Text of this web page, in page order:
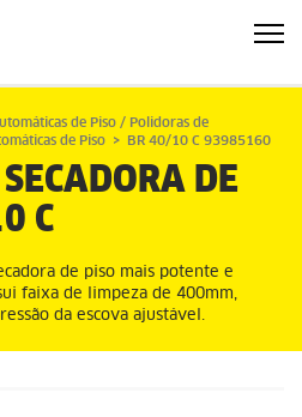
de Piso / Polidoras de
de Piso BR 40/10 C 93985160
DE
C
de piso mais potente e
faixa de limpeza de 400mm,
da escova ajustável.